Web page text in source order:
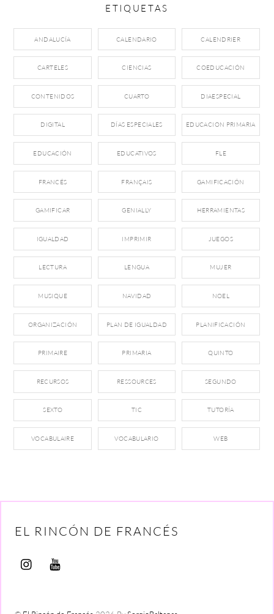
ETIQUETAS
ANDALUCÍA CALENDARIO CALENDRIER
CARTELES CIENCIAS COEDUCACIÓN
CONTENIDOS CUARTO DIAESPECIAL
DIGITAL DÍAS ESPECIALES EDUCACION PRIMARIA
EDUCACIÓN EDUCATIVOS FLE
FRANCÉS FRANÇAIS GAMIFICACIÓN
GAMIFICAR GENIALLY HERRAMIENTAS
IGUALDAD IMPRIMIR JUEGOS
LECTURA LENGUA MUJER
MUSIQUE NAVIDAD NOEL
ORGANIZACIÓN PLAN DE IGUALDAD PLANIFICACIÓN
PRIMAIRE PRIMARIA QUINTO
RECURSOS RESSOURCES SEGUNDO
SEXTO TIC TUTORÍA
VOCABULAIRE VOCABULARIO WEB
EL RINCÓN DE FRANCÉS